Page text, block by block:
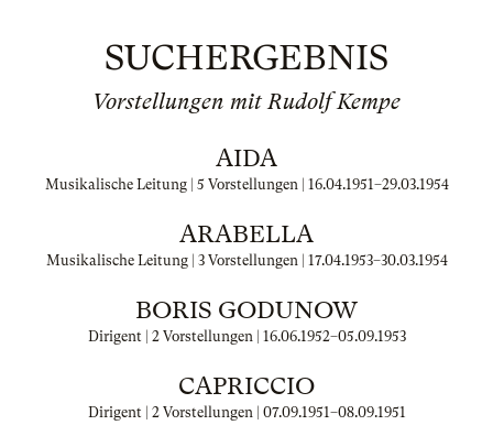
SUCHERGEBNIS
Vorstellungen mit Rudolf Kempe
AIDA
Musikalische Leitung | 5 Vorstellungen | 16.04.1951–29.03.1954
ARABELLA
Musikalische Leitung | 3 Vorstellungen | 17.04.1953–30.03.1954
BORIS GODUNOW
Dirigent | 2 Vorstellungen | 16.06.1952–05.09.1953
CAPRICCIO
Dirigent | 2 Vorstellungen | 07.09.1951–08.09.1951